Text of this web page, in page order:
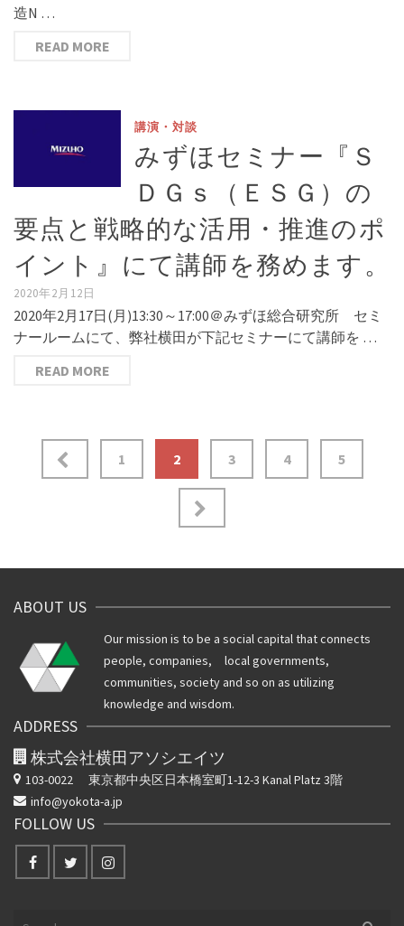
造N …
READ MORE
講演・対談
みずほセミナー『Ｓ
ＤＧｓ（ＥＳＧ）の
要点と戦略的な活用・推進のポ
イント』にて講師を務めます。
2020年2月12日
2020年2月17日(月)13:30～17:00＠みずほ総合研究所 セミ
ナールームにて、弊社横田が下記セミナーにて講師を …
READ MORE
ビ
ゲ
シ
ン
1 2 3 4 5
ABOUT US
Our mission is to be a social capital that connects
people, companies, local governments,
communities, society and so on as utilizing
knowledge and wisdom.
ADDRESS
株式会社横田アソシエイツ
103-0022
東京都中央区日本橋室町1-12-3 Kanal Platz 3階
info@yokota-a.jp
FOLLOW US